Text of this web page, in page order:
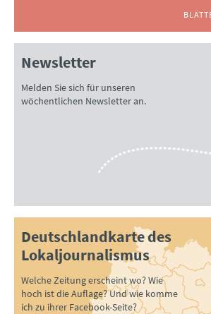
Newsletter
Melden Sie sich für unseren
wöchentlichen Newsletter an.
Deutschlandkarte des
Lokaljournalismus
Welche Zeitung erscheint wo? Wie
hoch ist die Auflage? Und wie komme
ich zu ihrer Facebook-Seite?